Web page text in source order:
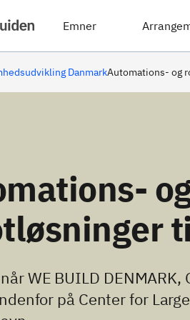
Emner
DanmarkAutomations- og
WE BUILD
på Center for